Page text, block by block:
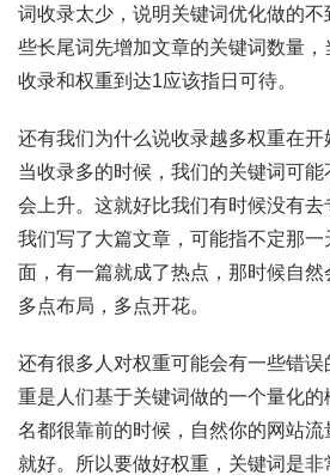
词收录太少，说明关键词优化做的
些长尾词先增加文章的关键词数量，
收录和权重到达1应该指日可待。
还有我们为什么说收录越多权重在
当收录多的时候，我们的关键词可
会上升。这就好比我们有时候没有
我们写了大篇文章，可能指不定那一
面，有一篇就成了热点，那时候自
多点布局，多点开花。
还有很多人对权重可能会有一些错
重是人们基于关键词做的一个量化
名都很靠前的时候，自然你的网站
就好。所以要做好权重，关键词是